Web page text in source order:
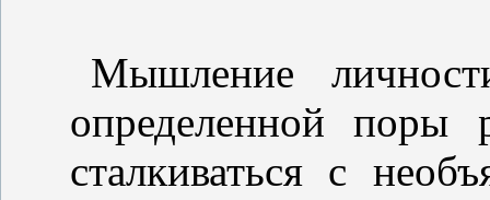
Мышление
определенной поры
сталкиваться с